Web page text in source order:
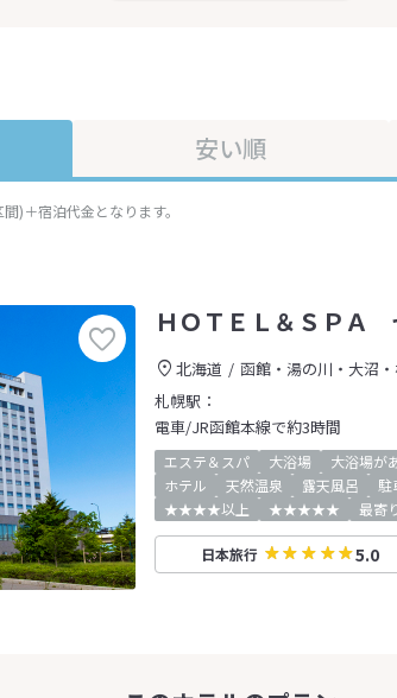
安い順
)＋宿泊代金となります。
ＨＯＴＥＬ＆ＳＰＡ
北海道 函館・湯の川・大沼
札幌駅：
電車/JR函館本線で約3時間
エステ＆スパ 大浴場 大浴場が
ホテル
天然温泉 露天風呂 駐
★★★★以上
★★★★★ 最寄
日本旅行 5.0